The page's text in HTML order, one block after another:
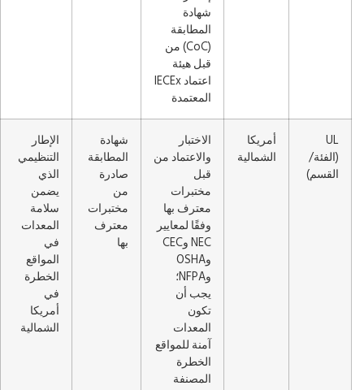
شهادة
المطابقة
(CoC) من
قبل هيئة
اعتماد IECEx
المعتمدة
(الفئة/
القسم)
أمريكا
الشمالية
الاختبار
والاعتماد من
مختبرات
معترف بها
وفقًا لمعايير
NEC وCEC
وOSHA
وNFPA؛
يجب أن
تكون
المعدات
آمنة للمواقع
الخطرة
المصنفة
شهادة
المطابقة
صادرة
مختبرات
معترف
الإطار
التنظيمي
الذي
يضمن
سلامة
المعدات
المواقع
الخطرة
أمريكا
الشمالية